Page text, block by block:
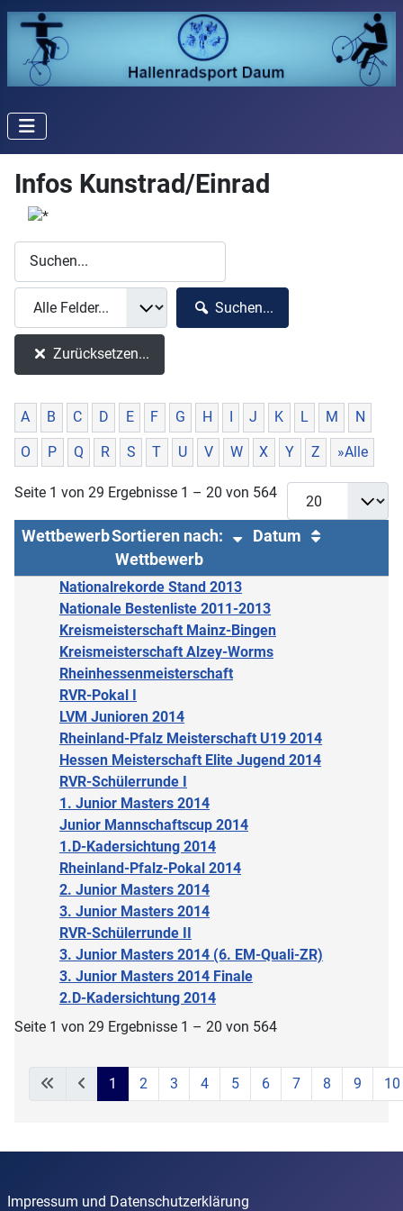
Infos Kunstrad/Einrad
Suchen...
Zurücksetzen...
A B C D E F G H J K L M N
O P Q R S T U V W X Y Z »Alle
Seite 1 von 29 Ergebnisse 1 – 20 von 564
WettbewerbSortieren nach:
Datum
Wettbewerb
Nationalrekorde Stand 2013
Nationale Bestenliste 2011-2013
Kreismeisterschaft Mainz-Bingen
Kreismeisterschaft Alzey-Worms
Rheinhessenmeisterschaft
RVR-Pokal I
LVM Junioren 2014
Rheinland-Pfalz Meisterschaft U19 2014
Hessen Meisterschaft Elite Jugend 2014
RVR-Schülerrunde I
1. Junior Masters 2014
Junior Mannschaftscup 2014
1.D-Kadersichtung 2014
Rheinland-Pfalz-Pokal 2014
2. Junior Masters 2014
3. Junior Masters 2014
RVR-Schülerrunde II
3. Junior Masters 2014 (6. EM-Quali-ZR)
3. Junior Masters 2014 Finale
2.D-Kadersichtung 2014
Seite 1 von 29 Ergebnisse 1 – 20 von 564
1 2 3 4 5 6 7 8 9 10
Impressum und Datenschutzerklärung